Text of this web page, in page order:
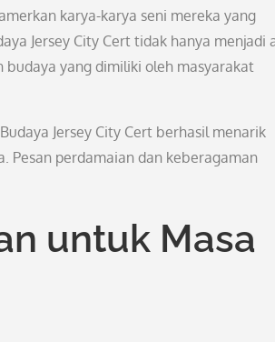
karya-karya seni mereka yang
Jersey City Cert tidak hanya menjadi
budaya yang dimiliki oleh masyarakat
Jersey City Cert berhasil menarik
Pesan perdamaian dan keberagaman
untuk Masa